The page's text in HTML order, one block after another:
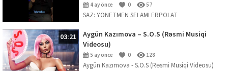
4 ay önce 0 57
SAZ: YÖNETMEN SELAMİ ERPOLAT
03:21
Aygün Kazımova – S.O.S (Rəsmi Musiqi
Videosu)
5 ay önce 0 128
Aygün Kazımova - S.O.S (Rəsmi Musiqi Videosu)